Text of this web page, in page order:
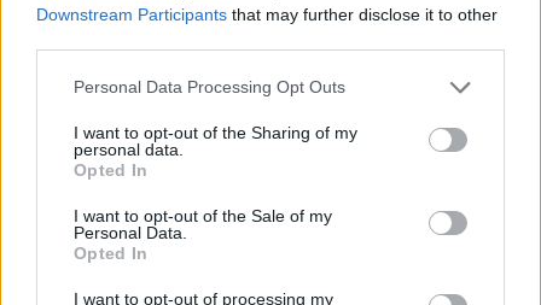
Downstream Participants that may further disclose it to other
Please note that this website/app uses one or more Google
not limited to your visit or usage behaviour. You may click to
grant or deny consent to Google and its third-party tags to
use your data for below specified purposes in below Google
consent section.
Personal Data Processing Opt Outs
I want to opt-out of the Sharing of my
personal data.
Opted In
I want to opt-out of the Sale of my
Personal Data.
Opted In
I want to opt-out of processing my